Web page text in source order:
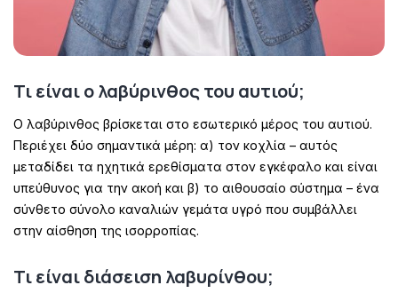
Τι είναι ο λαβύρινθος του αυτιού;
Ο λαβύρινθος βρίσκεται στο εσωτερικό μέρος του αυτιού.
Περιέχει δύο σημαντικά μέρη: α) τον κοχλία – αυτός
μεταδίδει τα ηχητικά ερεθίσματα στον εγκέφαλο και είναι
υπεύθυνος για την ακοή και β) το αιθουσαίο σύστημα – ένα
σύνθετο σύνολο καναλιών γεμάτα υγρό που συμβάλλει
στην αίσθηση της ισορροπίας.
Τι είναι διάσειση λαβυρίνθου;